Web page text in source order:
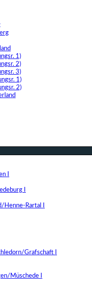
1)
2)
3)
1)
2)
I
I
Henne-Rartal I
Grafschaft I
Müschede I